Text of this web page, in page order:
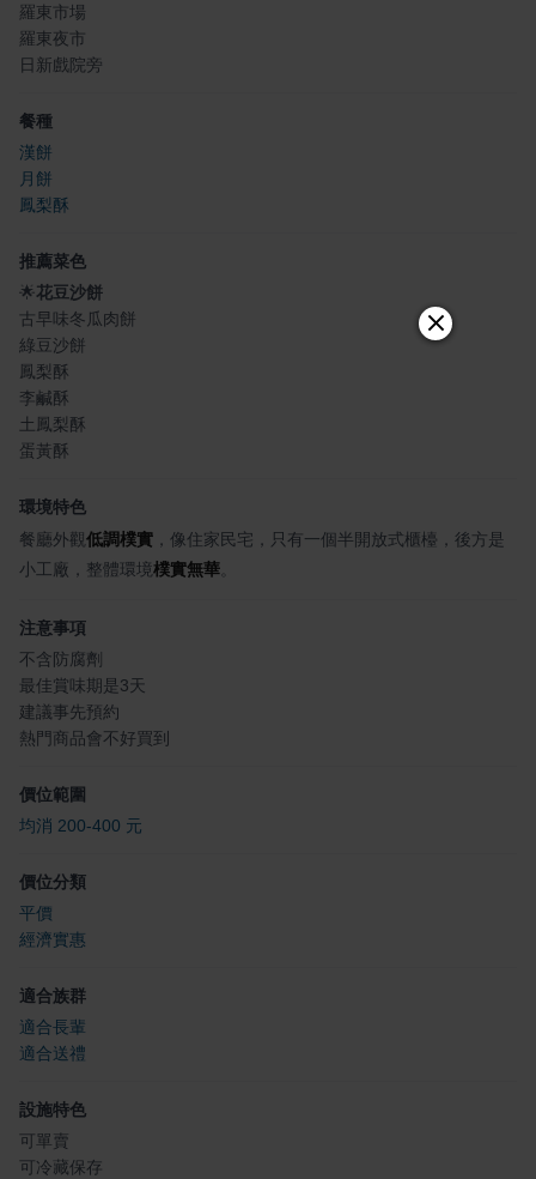
羅東市場
羅東夜市
日新戲院旁
餐種
漢餅
月餅
鳳梨酥
推薦菜色
🌟花豆沙餅
古早味冬瓜肉餅
綠豆沙餅
鳳梨酥
李鹹酥
土鳳梨酥
蛋黃酥
環境特色
餐廳外觀低調樸實 ，像住家民宅，只有一個半開放式櫃檯，後方是
小工廠，整體環境樸實無華
注意事項
不含防腐劑
最佳賞味期是3天
建議事先預約
熱門商品會不好買到
價位範圍
均消 200-400 元
價位分類
平價
經濟實惠
適合族群
適合長輩
適合送禮
設施特色
可單賣
可冷藏保存